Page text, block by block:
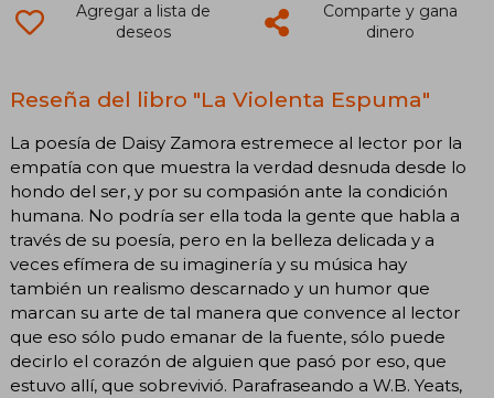
Agregar a lista de
deseos
Comparte y gana
dinero
Reseña del libro "La Violenta Espuma"
La poesía de Daisy Zamora estremece al lector por la
empatía con que muestra la verdad desnuda desde lo
hondo del ser, y por su compasión ante la condición
humana. No podría ser ella toda la gente que habla a
través de su poesía, pero en la belleza delicada y a
veces efímera de su imaginería y su música hay
también un realismo descarnado y un humor que
marcan su arte de tal manera que convence al lector
que eso sólo pudo emanar de la fuente, sólo puede
decirlo el corazón de alguien que pasó por eso, que
estuvo allí, que sobrevivió. Parafraseando a W.B. Yeats,